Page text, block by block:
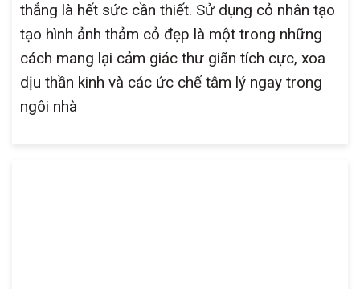
thẳng là hết sức cần thiết. Sử dụng cỏ nhân tạo
tạo hình ảnh thảm cỏ đẹp là một trong những
cách mang lại cảm giác thư giãn tích cực, xoa
dịu thần kinh và các ức chế tâm lý ngay trong
ngôi nhà